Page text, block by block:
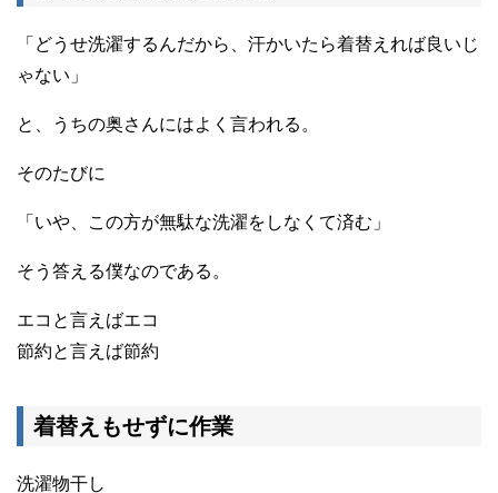
「どうせ洗濯するんだから、汗かいたら着替えれば良いじ
ゃない」
と、うちの奥さんにはよく言われる。
そのたびに
「いや、この方が無駄な洗濯をしなくて済む」
そう答える僕なのである。
エコと言えばエコ
節約と言えば節約
着替えもせずに作業
洗濯物干し